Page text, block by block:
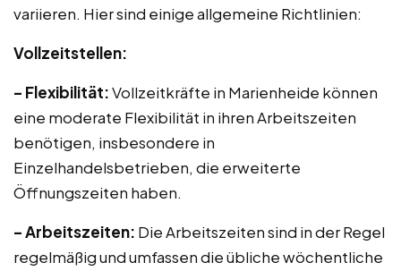
variieren. Hier sind einige allgemeine Richtlinien:
Vollzeitstellen:
– Flexibilität:Vollzeitkräfte in Marienheide können
eine moderate Flexibilität in ihren Arbeitszeiten
benötigen, insbesondere in
Einzelhandelsbetrieben, die erweiterte
Öffnungszeiten haben.
– Arbeitszeiten: Die Arbeitszeiten sind in der Regel
regelmäßig und umfassen die übliche wöchentliche